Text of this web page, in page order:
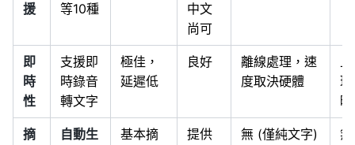
援
等10種
中文
尚可
即
時
性
支援即
時錄音
轉文字
極佳，
延遲低
良好
離線處理，速
度取決硬體
時
摘
自動生
基本摘
提供
無 (僅純文字) 無